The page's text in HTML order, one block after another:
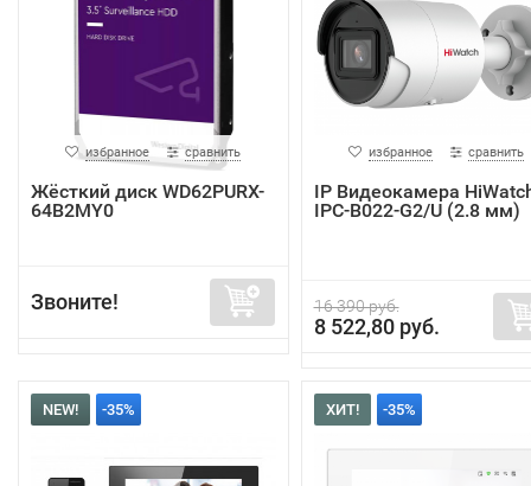
избранное сравнить
Жёсткий диск WD62PURX-
64B2MY0
Звоните!
избранное сравнить
IP Видеокамера
IPC-B022-G2/U (2.8 мм)
16 390 руб.
8 522,80 руб.
NEW! -35% ХИТ! -35%